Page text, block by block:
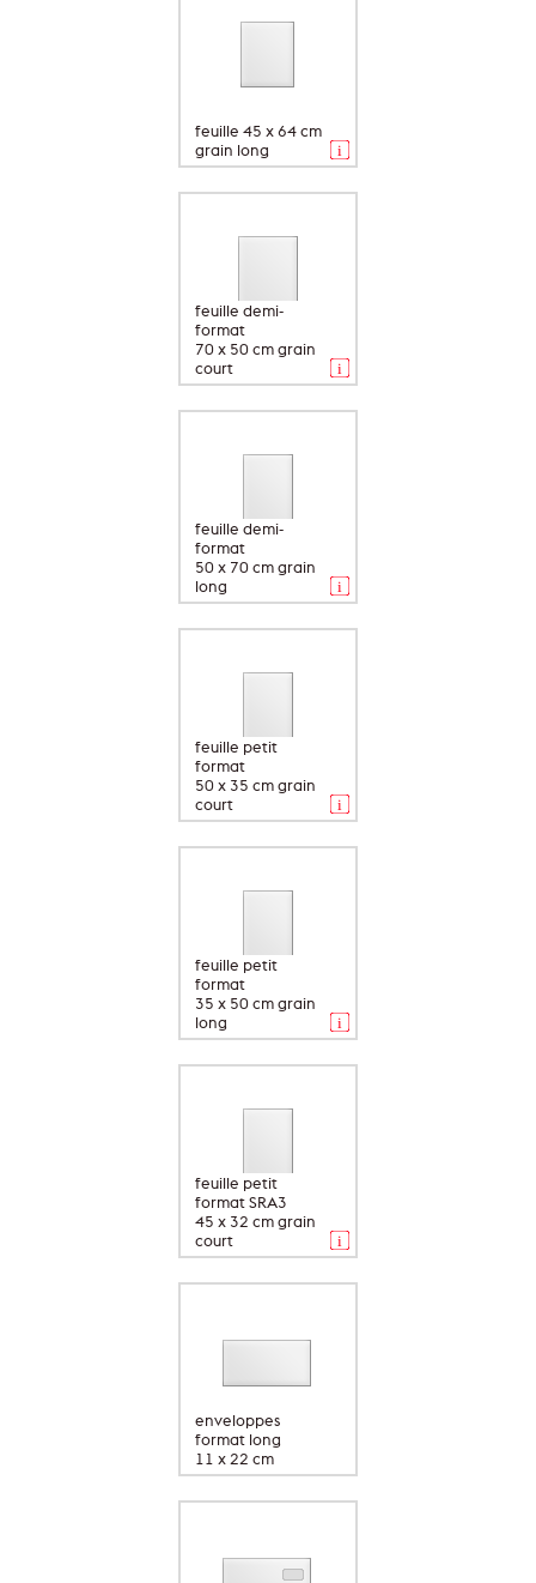
feuille 45 x 64 cm
grain long
feuille demi-
format
70 x 50 cm grain
court
feuille demi-
format
50 x 70 cm grain
long
feuille petit
format
50 x 35 cm grain
court
feuille petit
format
35 x 50 cm grain
long
feuille petit
format SRA3
45 x 32 cm grain
court
enveloppes
format long
11 x 22 cm